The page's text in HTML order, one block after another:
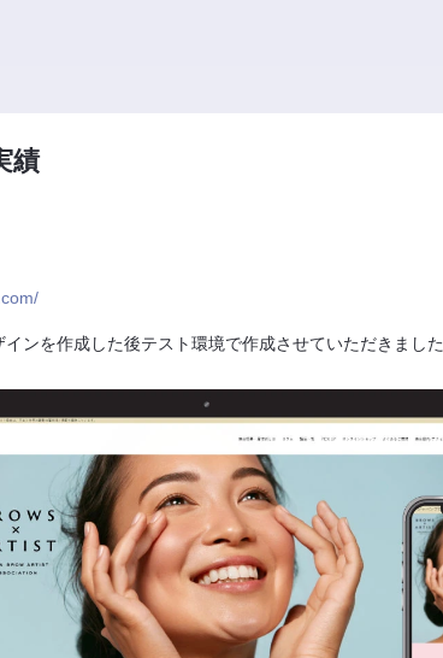
績
インを作成した後テスト環境で作成させていただきました